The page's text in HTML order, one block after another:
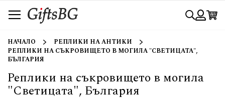
към
съдържанието
Търси
НАЧАЛО
РЕПЛИКИ НА АНТИКИ
РЕПЛИКИ НА СЪКРОВИЩЕТО В МОГИЛА "СВЕТИЦАТА",
БЪЛГАРИЯ
Реплики на съкровището в могила
"Светицата", България